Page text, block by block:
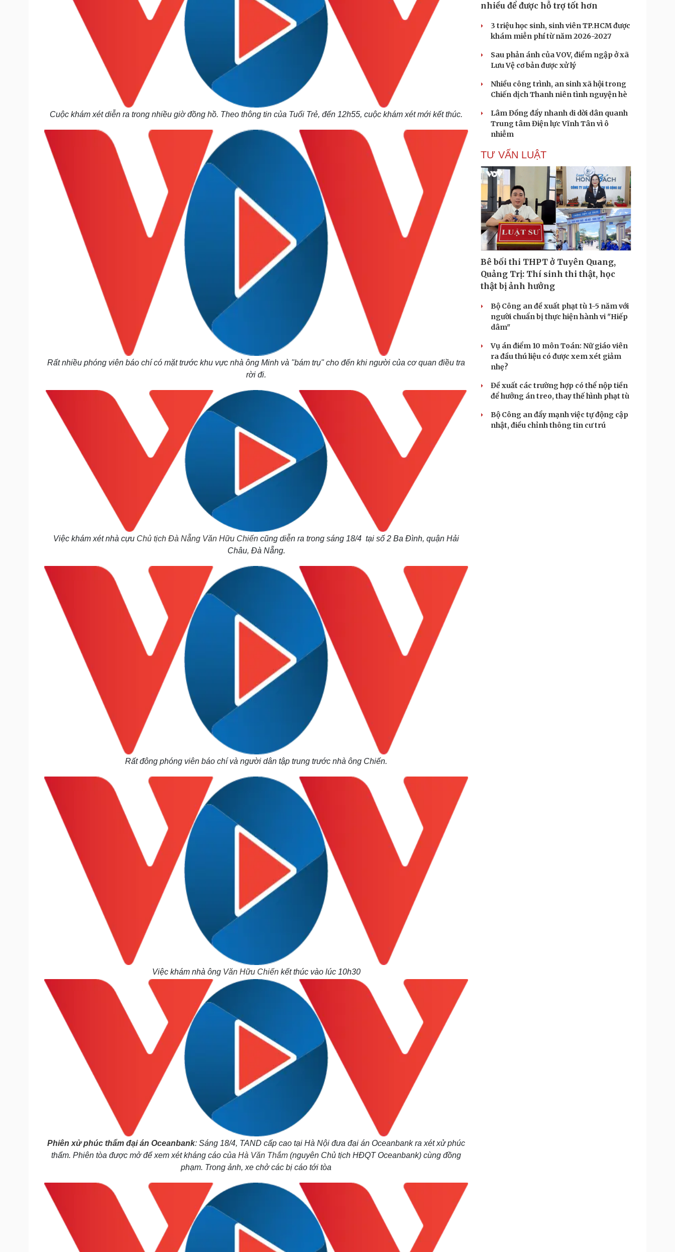
Cuộc khám xét diễn ra trong nhiều giờ đồng hồ. Theo thông tin của Tuổi Trẻ, đến 12h55, cuộc khám xét mới kết thúc.
Rất nhiều phóng viên báo chí có mặt trước khu vực nhà ông Minh và "bám trụ" cho đến khi người của cơ quan điều tra
rời đi.
Việc khám xét nhà cựu Chủ tịch Đà Nẵng Văn Hữu Chiến cũng diễn ra trong sáng 18/4 tại số 2 Ba Đình, quận Hải
Châu, Đà Nẵng.
Rất đông phóng viên báo chí và người dân tập trung trước nhà ông Chiến.
Việc khám nhà ông Văn Hữu Chiếnkết thúc vào lúc 10h30
Phiên xử phúc thẩm đại án Oceanbank: Sáng 18/4, TAND cấp cao tại Hà Nội đưa đại án Oceanbank ra xét xử phúc
thẩm. Phiên tòa được mở để xem xét kháng cáo của Hà Văn Thắm (nguyên Chủ tịch HĐQT Oceanbank) cùng đồng
phạm. Trong ảnh, xe chở các bị cáo tới tòa
nhiều để được hỗ trợ tốt hơn
3 triệu học sinh, sinh viên TP.HCM được
khám miễn phí từ năm 2026-2027
Sau phản ánh của VOV, điểm ngập ở xã
Lưu Vệ cơ bản được xử lý
Nhiều công trình, an sinh xã hội trong
Chiến dịch Thanh niên tình nguyện hè
Lâm Đồng đẩy nhanh di dời dân quanh
Trung tâm Điện lực Vĩnh Tân vì ô
nhiễm
TƯ VẤN LUẬT
Bê bối thi THPT ở Tuyên Quang,
Quảng Trị: Thí sinh thi thật, học
thật bị ảnh hưởng
Bộ Công an đề xuất phạt tù 1-5 năm với
người chuẩn bị thực hiện hành vi "Hiếp
dâm"
Vụ án điểm 10 môn Toán: Nữ giáo viên
ra đầu thú liệu có được xem xét giảm
nhẹ?
Đề xuất các trường hợp có thể nộp tiền
để hưởng án treo, thay thế hình phạt tù
Bộ Công an đẩy mạnh việc tự động cập
nhật, điều chỉnh thông tin cư trú